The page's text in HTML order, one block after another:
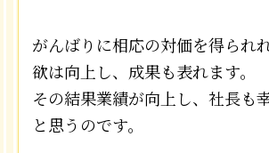
がんばりに相応の対価を得られ
欲は向上し、成果も表れます。
その結果業績が向上し、社長も
と思うのです。